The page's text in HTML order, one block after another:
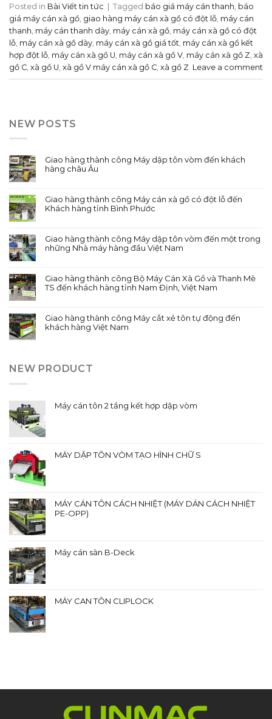
Posted in Bài Viết tin tức Tagged báo giá máy cán thanh báo
giá máy cán xà gồ giao hàng máy cán xà gồ có đột lỗ máy cán
thanh máy cán thanh dày máy cán xà gồ máy cán xà gồ có đột
lỗ máy cán xà gồ dày máy cán xà gồ giá tốt máy cán xà gồ kết
hợp đột lỗ máy cán xà gồ U máy cán xà gồ V máy cán xà gồ Z xà
gồ C xà gồ U xà gồ V máy cán xà gồ C xà gồ Z Leave a comment
NEW POSTS
Giao hàng thành công Máy dập tôn vòm đến khách
hàng châu Âu
Giao hàng thành công Máy cán xà gồ có đột lỗ đến
Khách hàng tỉnh Bình Phước
Giao hàng thành công Máy dập tôn vòm đến một trong
những Nhà máy hàng đầu Việt Nam
Giao hàng thành công Bộ Máy Cán Xà Gồ và Thanh Mè
TS đến khách hàng tỉnh Nam Định, Việt Nam
Giao hàng thành công Máy cắt xẻ tôn tự động đến
khách hàng Việt Nam
NEW PRODUCT
Máy cán tôn 2 tầng kết hợp dập vòm
MÁY DẬP TÔN VÒM TẠO HÌNH CHỮ S
MÁY CÁN TÔN CÁCH NHIỆT (MÁY DÁN CÁCH NHIỆT
PE-OPP)
Máy cán sàn B-Deck
MÁY CAN TÔN CLIPLOCK